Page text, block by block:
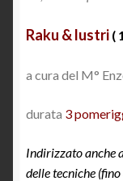
Raku & lustri (
a cura del M°
durata 3
Indirizzato anche
delle tecniche (fino